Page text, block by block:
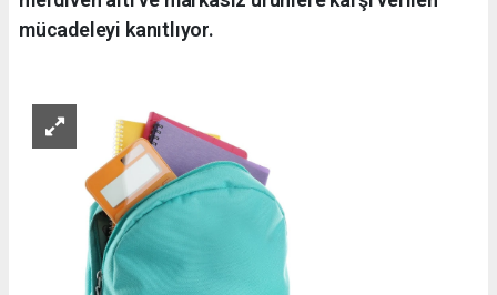
mücadeleyi kanıtlıyor.